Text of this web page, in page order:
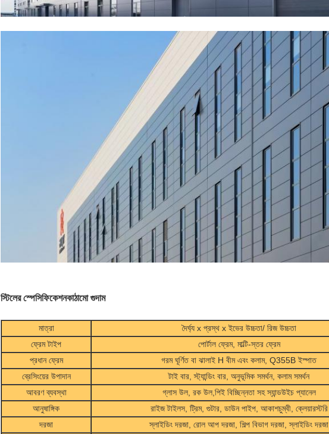
স্টিলের স্পেসিফিকেশনকাঠামো গুদাম
মাত্রা
দৈর্ঘ্য x প্রস্থ x ইভের উচ্চতা/ রিজ উচ্চতা
ফ্রেম টাইপ
পোর্টাল ফ্রেম, মাল্টি-স্তর ফ্রেম
প্রধান ফ্রেম
গরম ঘূর্ণিত বা ঝালাই H বীম এবং কলাম, Q355B ইস্পাত
ব্রেসিংয়ের উপাদান
টাই বার, স্ট্যান্ডিং বার, অনুভূমিক সমর্থন, কলাম সমর্থন
আবরণ ব্যবস্থা
গ্লাস উল, রক উল,পিই বিচ্ছিন্নতা সহ স্যান্ডউইচ প্যানেল
আনুষাঙ্গিক
রাইজ টাইলস, ট্রিম, গুটার, ডাউন পাইপ, আকাশচুম্বী, ক্লেয়ারস্টরি
দরজা
স্লাইডিং দরজা, রোল আপ দরজা, শিল্প বিভাগ দরজা, স্লাইডিং দরজা